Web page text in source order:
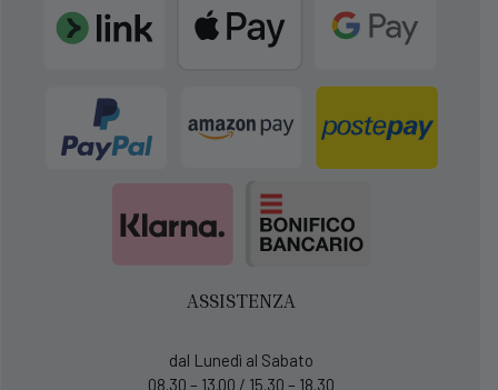
ASSISTENZA
dal Lunedì al Sabato
08.30 – 13.00 / 15.30 – 18.30